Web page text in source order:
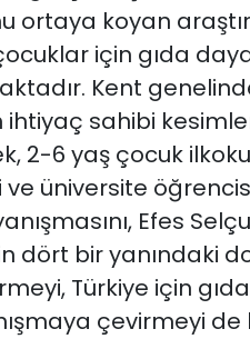
ortaya koyan
için gıda
Kent
sahibi
2-6 yaş çocuk
üniversite
Efes
dört bir yanındaki
Türkiye için
çevirmeyi de